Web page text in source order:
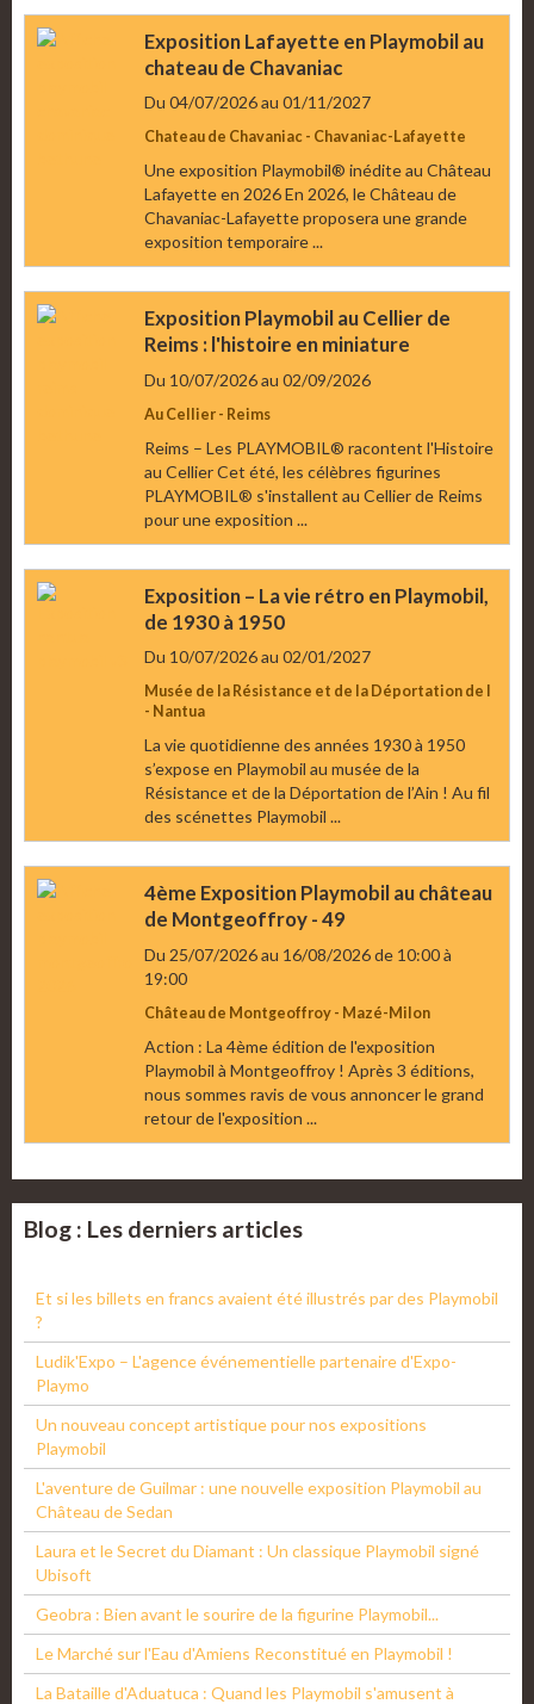
Exposition Lafayette en Playmobil au
chateau de Chavaniac
Du 04/07/2026au 01/11/2027
Chateau de Chavaniac - Chavaniac-Lafayette
Une exposition Playmobil® inédite au Château
Lafayette en 2026 En 2026, le Château de
Chavaniac-Lafayette proposera une grande
exposition temporaire ...
Exposition Playmobil au Cellier de
Reims : l'histoire en miniature
Du 10/07/2026au 02/09/2026
Au Cellier - Reims
Reims – Les PLAYMOBIL® racontent l'Histoire
au Cellier Cet été, les célèbres figurines
PLAYMOBIL® s'installent au Cellier de Reims
pour une exposition ...
Exposition – La vie rétro en Playmobil,
de 1930 à 1950
Du 10/07/2026au 02/01/2027
Musée de la Résistance et de la Déportation de l
- Nantua
La vie quotidienne des années 1930 à 1950
s’expose en Playmobil au musée de la
Résistance et de la Déportation de l’Ain ! Au fil
des scénettes Playmobil ...
4ème Exposition Playmobil au château
de Montgeoffroy - 49
Du 25/07/2026au 16/08/2026de 10:00à
19:00
Château de Montgeoffroy - Mazé-Milon
Action : La 4ème édition de l'exposition
Playmobil à Montgeoffroy ! Après 3 éditions,
nous sommes ravis de vous annoncer le grand
retour de l'exposition ...
Blog : Les derniers articles
Et si les billets en francs avaient été illustrés par des Playmobil
?
Ludik'Expo – L'agence événementielle partenaire d'Expo-
Playmo
Un nouveau concept artistique pour nos expositions
Playmobil
L'aventure de Guilmar : une nouvelle exposition Playmobil au
Château de Sedan
Laura et le Secret du Diamant : Un classique Playmobil signé
Ubisoft
Geobra : Bien avant le sourire de la figurine Playmobil...
Le Marché sur l'Eau d'Amiens Reconstitué en Playmobil !
La Bataille d'Aduatuca : Quand les Playmobil s'amusent à